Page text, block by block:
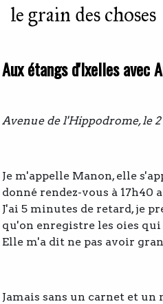
le grain des choses
Aux étangs d'Ixelles avec
Avenue de l'Hippodrome, le
Je m'appelle Manon, elle
donné rendez-vous à 17h40
J'ai 5 minutes de retard, je
qu'on enregistre les oies
Elle m'a dit ne pas avoir
Jamais sans un carnet et un